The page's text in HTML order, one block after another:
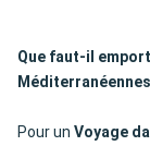
Que faut-il
Pour un Voyage